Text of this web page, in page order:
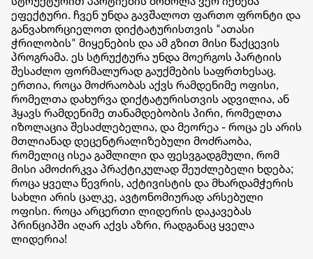
ეფექტური. ჩვენ უნდა გავშალოთ ფართო ფრონტი და
განვახორციელოთ დიქტატურისთვის "ათასი
ჭრილობის" მიყენების და ამ გზით მისი წაქცევის
პროგრამა. ეს სტრუქტურა უნდა მოერგოს პარტიის
შესაძლო ფორმალურად გაუქმების საფრთხესაც.
ერთია, როცა მოძრაობას აქვს რამდენიმე ოფისი,
რომელთა დახურვა დიქტატურისთვის ადვილია, ან
ჰყავს რამდენიმე თანამდებობის პირი, რომელთა
იზოლაცია შესაძლებელია, და მეორეა - როცა ეს არის
მთლიანად დეცენტრალიზებული მოძრაობა,
რომელიც ისეა გაშლილი და ფესვგადგმული, რომ
მისი ამოძირკვა პრაქტიკულად შეუძლებელი ხდება;
როცა ყველა წევრის, აქტივისტის და მხარდამჭერის
სახლი არის ცალკე, ავტონომიურად არსებული
ოფისი. როცა არცერთი ლიდერის დაკავებას
პრინციპში აღარ აქვს აზრი, რადგანაც ყველა
ლიდერია!